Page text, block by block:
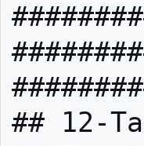
## 12-